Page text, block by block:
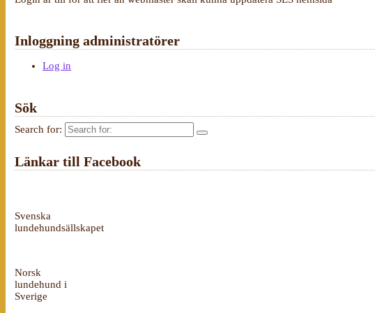
Inloggning administratörer
Log in
Sök
Search for:
Länkar till Facebook
Svenska
lundehundsällskapet
Norsk
lundehund i
Sverige